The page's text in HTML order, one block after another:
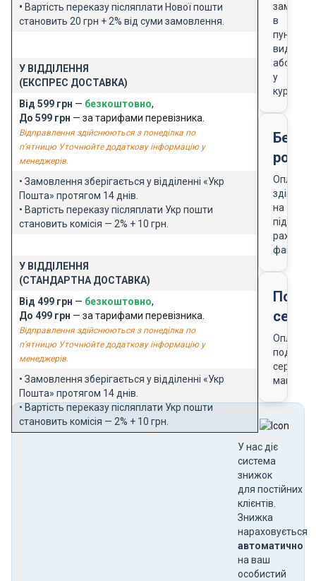
• Вартість переказу післяплати Нової пошти
становить 20 грн + 2% від суми замовлення.
У ВІДДІЛЕННЯ
(ЕКСПРЕС ДОСТАВКА)
Від 599 грн — безкоштовно,
До 599 грн — за тарифами перевізника.
Відправлення здійснюються з понеділка по
п'ятницю Уточнюйте додаткову інформацію у
менеджерів.
• Замовлення зберігається у відділенні «Укр
Пошта» протягом 14 днів.
• Вартість переказу післяплати Укр пошти
становить комісія — 2% + 10 грн.
У ВІДДІЛЕННЯ
(СТАНДАРТНА ДОСТАВКА)
Від 499 грн — безкоштовно,
До 499 грн — за тарифами перевізника.
Відправлення здійснюються з понеділка по
п'ятницю Уточнюйте додаткову інформацію у
менеджерів.
• Замовлення зберігається у відділенні «Укр
Пошта» протягом 14 днів.
• Вартість переказу післяплати Укр пошти
становить комісія — 2% + 10 грн.
в
пункті
видачі
або
у
кур'єра
Оплата
на
підставі
рахунку-
фактури
Оплата
магазину
У нас діє
система
знижок
для постійних
клієнтів.
Знижка
нараховується
автоматично
на ваш
особистий